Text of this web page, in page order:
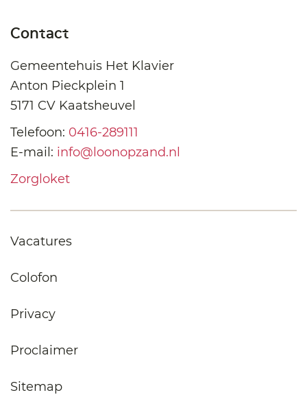
Contact
Gemeentehuis Het Klavier
Anton Pieckplein 1
5171 CV Kaatsheuvel
Telefoon: 0416-289111
E-mail: info@loonopzand.nl
Zorgloket
Vacatures
Colofon
Privacy
Proclaimer
Sitemap